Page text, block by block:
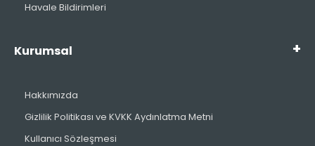
Havale Bildirimleri
Kurumsal
Hakkımızda
Gizlilik Politikası ve KVKK Aydınlatma Metni
Kullanıcı Sözleşmesi